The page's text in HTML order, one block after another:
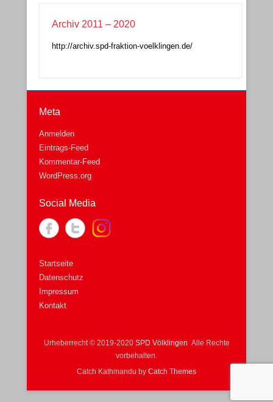
Archiv 2011 – 2020
http://archiv.spd-fraktion-voelklingen.de/
Meta
Anmelden
Eintrags-Feed
Kommentar-Feed
WordPress.org
Social Media
Startseite
Datenschutz
Impressum
Kontakt
Urheberrecht © 2019-2020 SPD Völklingen Alle Rechte
vorbehalten.
Catch Kathmandu by Catch Themes